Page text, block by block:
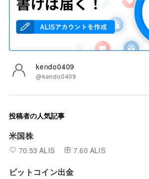
kendo0409
@kendo0409
投稿者の人気記事
米国株
70.53 ALIS 7.60 ALIS
ビットコイン出金